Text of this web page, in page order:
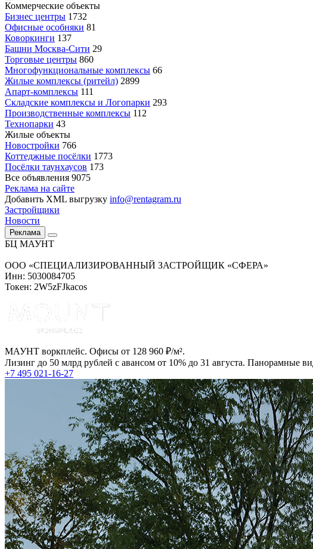
Коммерческие объекты
Бизнес центры 1732
Офисные особняки 81
Коворкинги 137
Башни Москва-Сити 29
Торговые центры 860
Многофункциональные комплексы 66
Жилые комплексы (ритейл) 2899
Апарт-комплексы 111
Складские комплексы и Логопарки 293
Производственные комплексы 112
Технопарки 43
Жилые объекты
Новостройки 766
Коттеджные посёлки 1773
Посёлки таунхаусов 173
Все объявления 9075
Реклама на сайте
Добавить XML выгрузку info@rentagram.ru
Застройщики
Новости
Реклама
БЦ МАУНТ
ООО «СПЕЦИАЛИЗИРОВАННЫЙ ЗАСТРОЙЩИК «СФЕРА»
Инн: 5030084705
Токен: 2W5zFJkacos
МАУНТ воркплейс. Офисы от 128 960 ₽/м².
Лизинг до 50 млрд рублей с авансом от 10% до 31 августа. Панорамные
+7 495 021-16-27